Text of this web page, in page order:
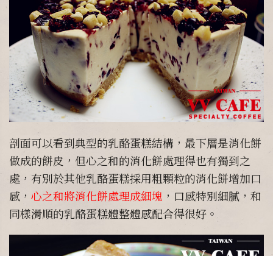
剖面可以看到典型的乳酪蛋糕結構，最下層是消化餅
做成的餅皮，但心之和的消化餅處理得也有獨到之
處，有別於其他乳酪蛋糕採用粗顆粒的消化餅增加口
感， 心之和將消化餅處理成細塊 ，口感特別細膩，和
同樣滑順的乳酪蛋糕體整體感配合得很好。